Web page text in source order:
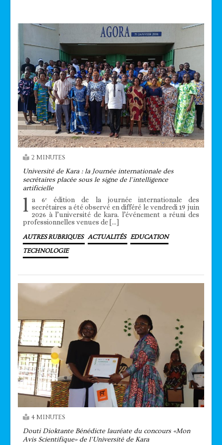
2 MINUTES
Université de Kara : la Journée internationale des
secrétaires placée sous le signe de l’intelligence
artificielle
l a 6ᵉ édition de la journée internationale des
secrétaires a été observé en différé le vendredi 19 juin
2026 à l’université de kara. l’événement a réuni des
professionnelles venues de […]
AUTRES RUBRIQUES ACTUALITÉS EDUCATION
TECHNOLOGIE
4 MINUTES
Douti Dioktante Bénédicte lauréate du concours «Mon
Avis Scientifique» de l’Université de Kara